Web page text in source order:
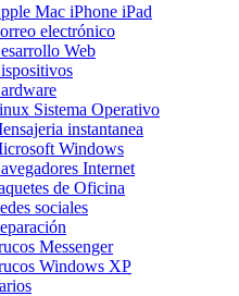
Mac iPhone iPad
electrónico
Web
Sistema Operativo
instantanea
Windows
Internet
de Oficina
sociales
Messenger
Windows XP